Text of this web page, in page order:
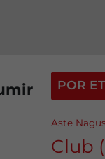
POR
Aste
Club